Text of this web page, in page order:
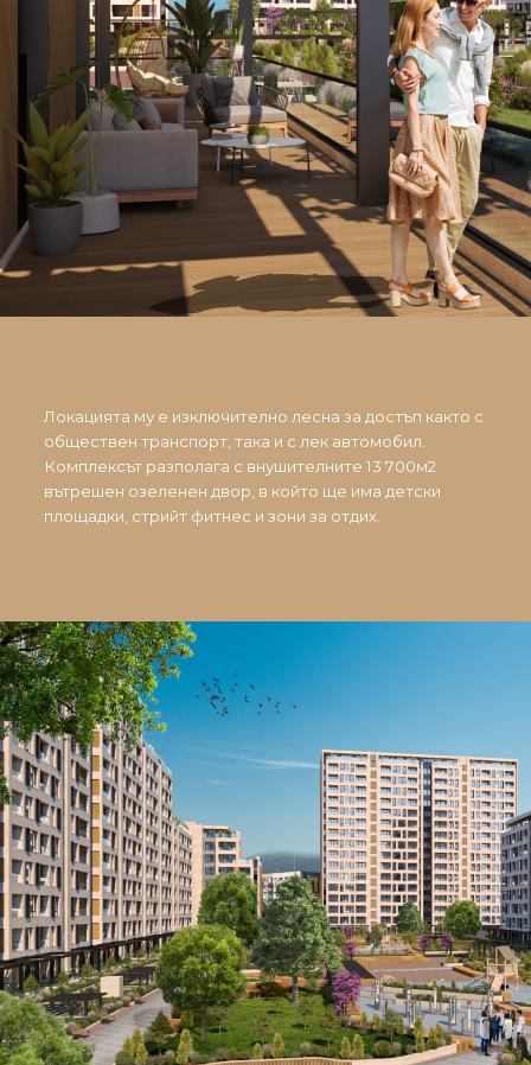
Локацията му е изключително лесна за достъп както с
обществен транспорт, така и с лек автомобил.
Комплексът разполага с внушителните 13 700м2
вътрешен озеленен двор, в който ще има детски
площадки, стрийт фитнес и зони за отдих.